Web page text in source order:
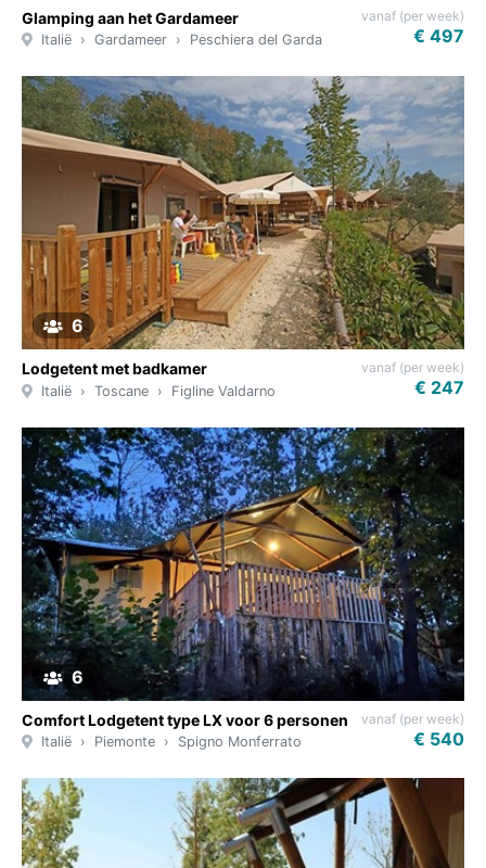
Glamping aan het Gardameer
Italië Gardameer Peschiera del Garda
vanaf (per week)
€ 497
6
Lodgetent met badkamer
Italië Toscane Figline Valdarno
vanaf (per week)
€ 247
6
Comfort Lodgetent type LX voor 6 personen
Italië Piemonte Spigno Monferrato
vanaf (per week)
€ 540